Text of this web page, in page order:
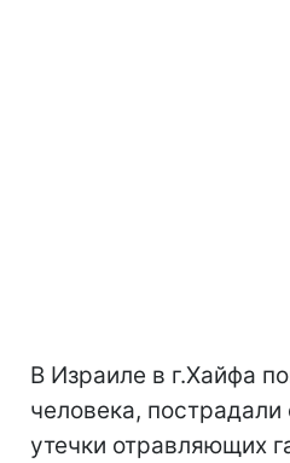
В Израиле в г.Хайфа
человека,
утечки отравляющих